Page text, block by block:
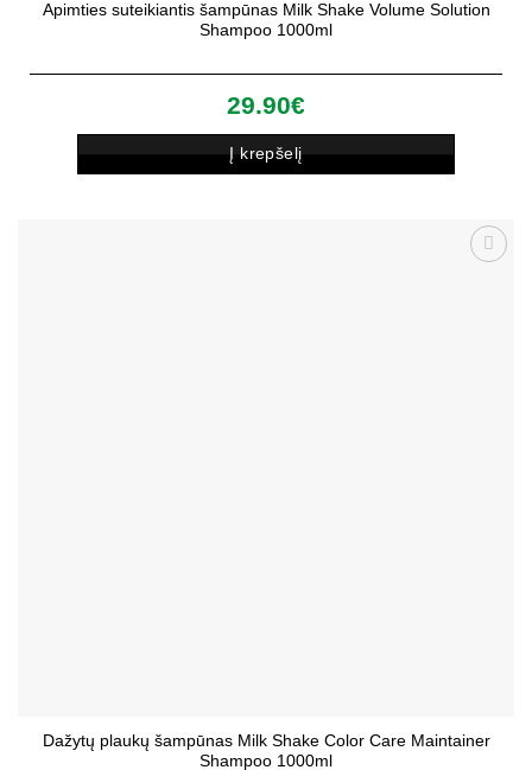
Apimties suteikiantis šampūnas Milk Shake Volume Solution
Shampoo 1000ml
29.90€
Į krepšelį
Dažytų plaukų šampūnas Milk Shake Color Care Maintainer
Shampoo 1000ml